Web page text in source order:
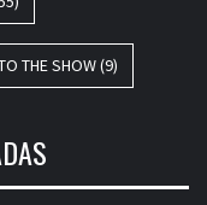
THE SHOW(9)